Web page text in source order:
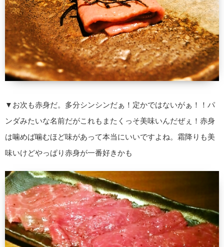
▼お次も赤身だ。多分シンシンだぁ！定かではないがぁ！！パ
ンダみたいな名前だがこれもまたくっそ美味いんだぜぇ！赤身
は噛めば噛むほど味があって本当にいいですよね。霜降りも美
味いけどやっぱり赤身が一番好きかも